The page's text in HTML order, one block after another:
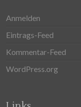
Anmelden
Eintrags-Feed
Kommentar-Feed
WordPress.org